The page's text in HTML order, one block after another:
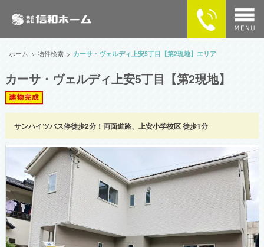
ホーム 物件検索 カーサ・ヴェルディ上安5丁目【第2現地】エリア
カーサ・ヴェルディ上安5丁目【第2現地】
サンハイツバス停徒歩2分！両面道路、上安小学校区 徒歩1分
home
物件検索
MAPで探す
カーサ・ヴェルディの住まい
企業情報
供給実績
SNSで最新情報をチェック！